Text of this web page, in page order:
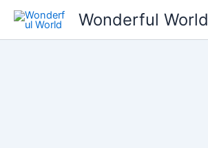
츠
Wonderful World